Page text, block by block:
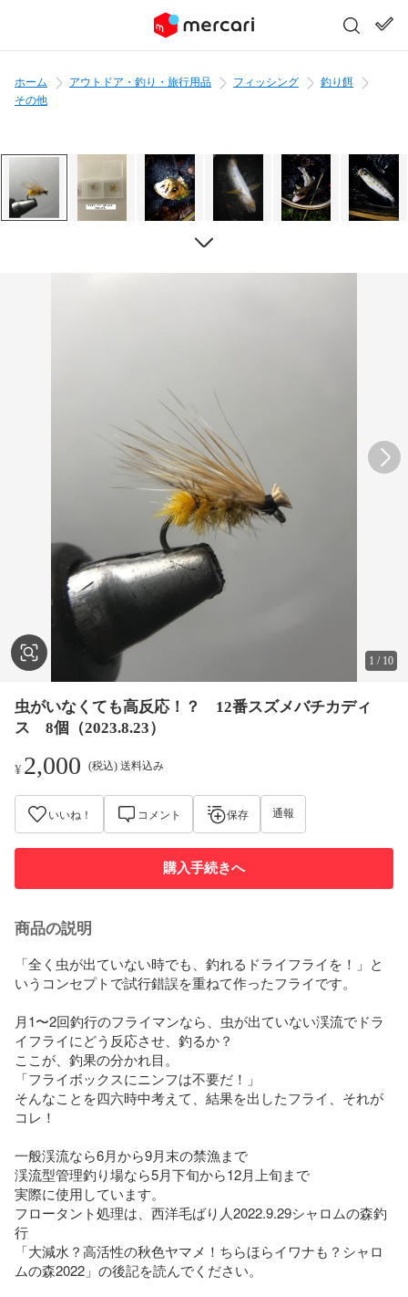
ホーム アウトドア・釣り・旅行用品 フィッシング
釣り餌
その他
1 / 10
虫がいなくても高反応！？ 12番スズメバチカディ
ス 8個（2023.8.23）
¥2,000 (税込) 送料込み
いいね！ コメント 保存 通報
購入手続きへ
商品の説明
「全く虫が出ていない時でも、釣れるドライフライを！」と
いうコンセプトで試行錯誤を重ねて作ったフライです。
月1〜2回釣行のフライマンなら、虫が出ていない渓流でドラ
イフライにどう反応させ、釣るか？
ここが、釣果の分かれ目。
「フライボックスにニンフは不要だ！」
そんなことを四六時中考えて、結果を出したフライ、それが
コレ！
一般渓流なら6月から9月末の禁漁まで
渓流型管理釣り場なら5月下旬から12月上旬まで
実際に使用しています。
フロータント処理は、西洋毛ばり人2022.9.29シャロムの森釣
行
「大減水？高活性の秋色ヤマメ！ちらほらイワナも？シャロ
ムの森2022」の後記を読んでください。